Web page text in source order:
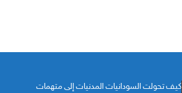
كيف تحولت السودانيات المدنيات إلى متهمات